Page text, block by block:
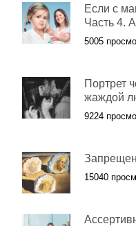
Если с
Часть 4.
5005
Портрет
жаждой
9224
15040